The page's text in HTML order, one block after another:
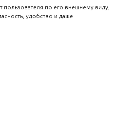
пользователя по его внешнему виду,
удобство и даже